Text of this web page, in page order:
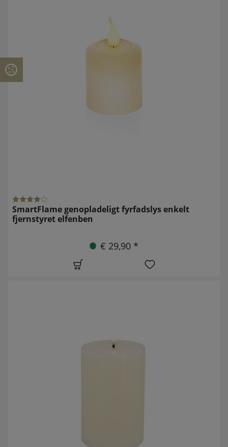
SmartFlame genopladeligt fyrfadslys enkelt
fjernstyret elfenben
€ 29,90 *